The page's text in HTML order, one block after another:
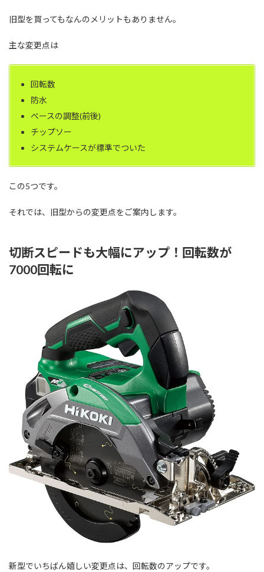
旧型を買ってもなんのメリットもありません。
主な変更点は
回転数
防水
ベースの調整(前後)
チップソー
システムケースが標準でついた
この5つです。
それでは、旧型からの変更点をご案内します。
切断スピードも大幅にアップ！回転数が
7000回転に
新型でいちばん嬉しい変更点は、回転数のアップです。